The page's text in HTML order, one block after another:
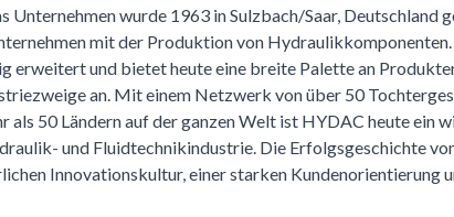
Unternehmen wurde 1963 in Sulzbach/Saar, Deutschland
mit der Produktion von
erweitert und bietet heute eine breite Palette an
an. Mit einem Netzwerk von über 50
als 50 Ländern auf der ganzen Welt ist HYDAC heute ein
und Fluidtechnikindustrie. Die Erfolgsgeschichte
Innovationskultur, einer starken Kundenorientierung